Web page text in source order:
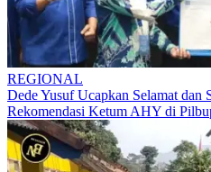
REGIONAL
Dede Yusuf Ucapkan Selamat dan
Rekomendasi Ketum AHY di